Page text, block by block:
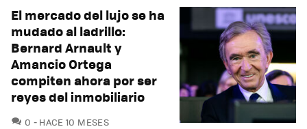
El mercado del lujo se ha
mudado al ladrillo:
Bernard Arnault y
Amancio Ortega
compiten ahora por ser
reyes del inmobiliario
0 COMENTARIOS
HACE 10 MESES